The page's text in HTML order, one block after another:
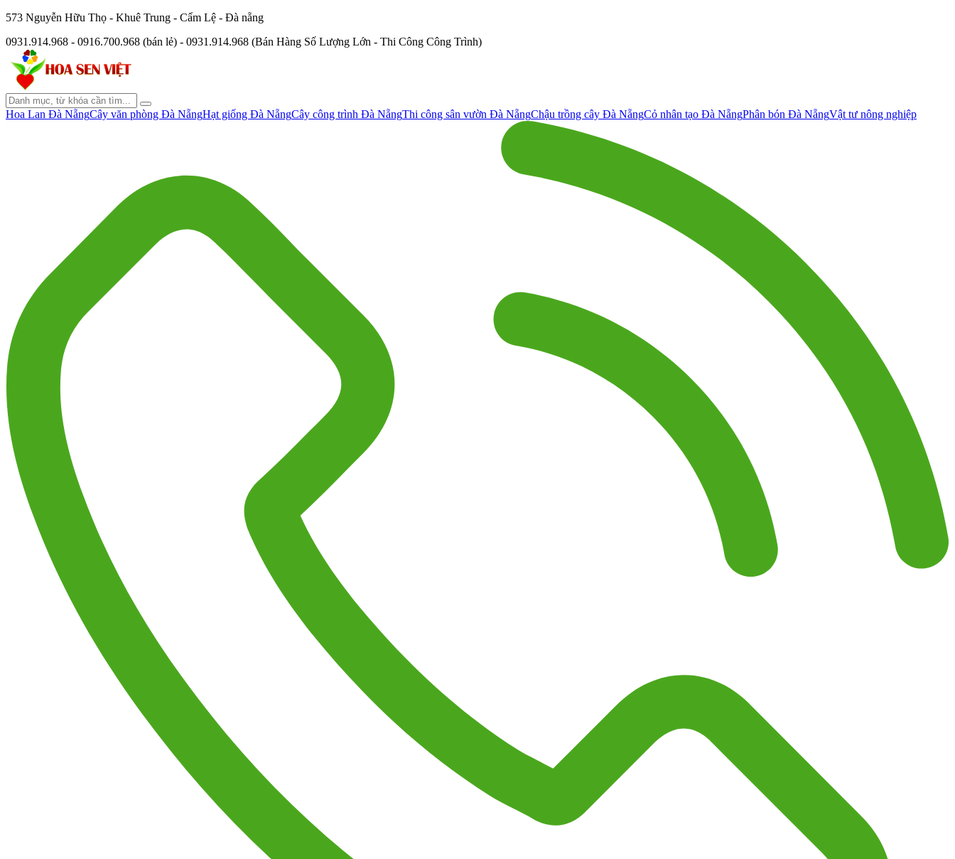
573 Nguyễn Hữu Thọ - Khuê Trung - Cẩm Lệ - Đà nẵng
0931.914.968 - 0916.700.968 (bán lẻ) - 0931.914.968 (Bán Hàng Số Lượng Lớn - Thi Công Công Trình)
Hoa Lan Đà NẵngCây văn phòng Đà NẵngHạt giống Đà NẵngCây công trình Đà NẵngThi công sân vườn Đà NẵngChậu trồng cây Đà NẵngCỏ nhân tạo Đà NẵngPhân bón Đà NẵngVật tư nông nghiệp